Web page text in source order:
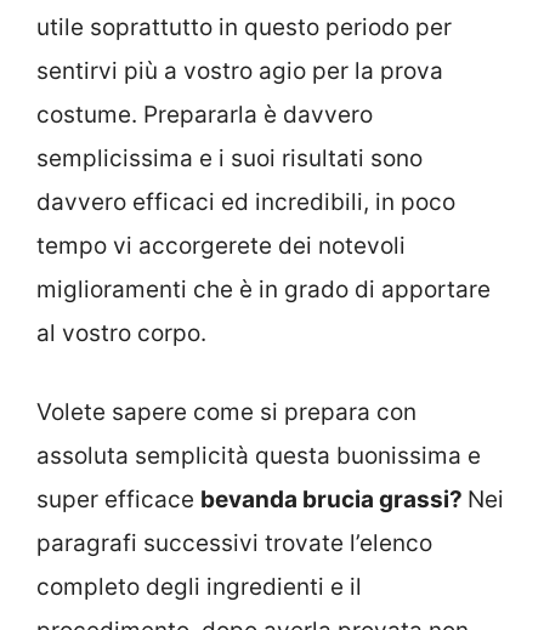
utile soprattutto in questo periodo per
sentirvi più a vostro agio per la prova
costume. Prepararla è davvero
semplicissima e i suoi risultati sono
davvero efficaci ed incredibili, in poco
tempo vi accorgerete dei notevoli
miglioramenti che è in grado di apportare
al vostro corpo.
Volete sapere come si prepara con
assoluta semplicità questa buonissima e
super efficace bevanda brucia grassi? Nei
paragrafi successivi trovate l’elenco
completo degli ingredienti e il